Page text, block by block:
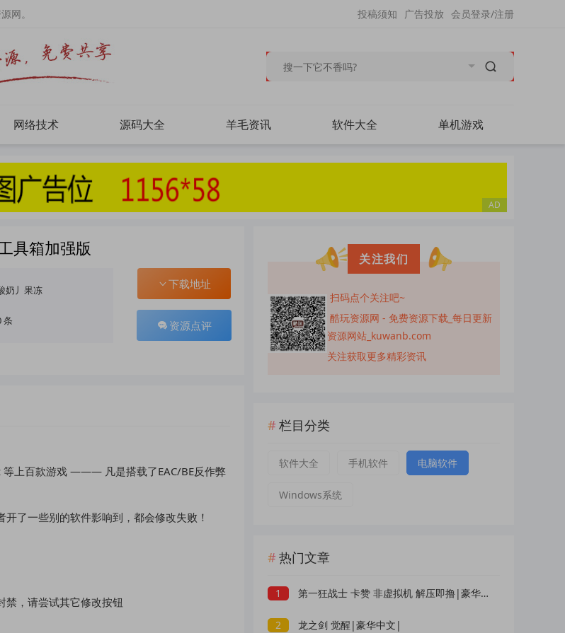
网。 会员登录/注册
广告投放
投稿须知
网络技术 源码大全 羊毛资讯 软件大全 单机游戏
具箱加强版
奶丿果冻
条
下载地址
资源点评
等上百款游戏 ——— 凡是搭载了EAC/BE反作弊
了一些别的软件影响到，都会修改失败！
禁，请尝试其它修改按钮
关注我们
扫码点个关注吧~
酷玩资源网 - 免费资源下载_每日更新
资源网站_kuwanb.com
关注获取更多精彩资讯
栏目分类
软件大全 手机软件 电脑软件
Windows系统
热门文章
1 第一狂战士 卡赞 非虚拟机 解压即撸|豪华中文|
2 龙之剑 觉醒|豪华中文|